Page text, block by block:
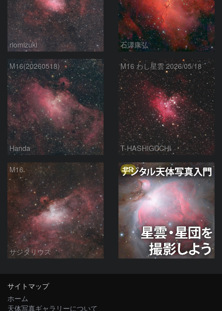
riomizuki 石澤康弘
M16(20260518)
Handa
M16 わし星雲 2026/05/18
T-HASHIGUCHI
M16
サジタリウス
PR
サイトマップ
ホーム
天体写真ギャラリーについて